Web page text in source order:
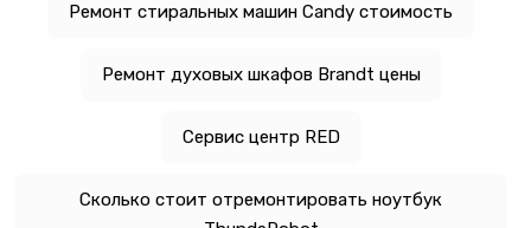
Ремонт стиральных машин Candy стоимость
Ремонт духовых шкафов Brandt цены
Сервис центр RED
Сколько стоит отремонтировать ноутбук